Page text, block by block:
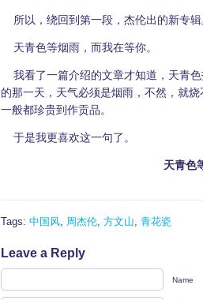
所以，绕回到第一段，杰伦出的新专辑
天青色等烟雨，而我在等你。
我看了一篇介绍的文章才知道，天青
的那一天，天气必须是烟雨，不然，就
一般都珍贵到作贡品。
于是我更喜欢这一句了。
天青色
Tags: 中国风, 周杰伦, 方文山, 青花瓷
Leave a Reply
Name